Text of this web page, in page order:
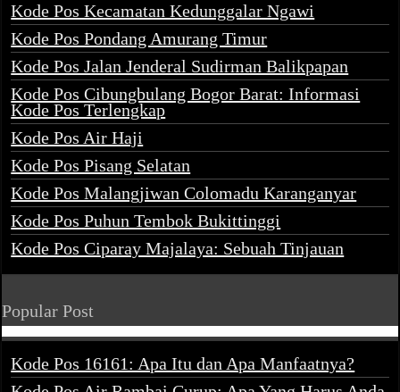
Kode Pos Kecamatan Kedunggalar Ngawi
Kode Pos Pondang Amurang Timur
Kode Pos Jalan Jenderal Sudirman Balikpapan
Kode Pos Cibungbulang Bogor Barat: Informasi
Kode Pos Terlengkap
Kode Pos Air Haji
Kode Pos Pisang Selatan
Kode Pos Malangjiwan Colomadu Karanganyar
Kode Pos Puhun Tembok Bukittinggi
Kode Pos Ciparay Majalaya: Sebuah Tinjauan
Popular Post
Kode Pos 16161: Apa Itu dan Apa Manfaatnya?